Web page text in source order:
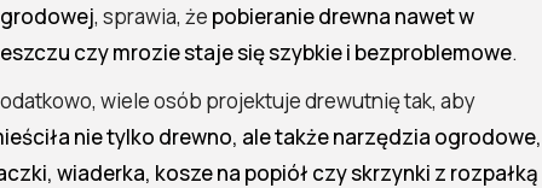
, sprawia, że pobieranie drewna nawet w
czy mrozie staje się szybkie i bezproblemowe.
wiele osób projektuje drewutnię tak, aby
nie tylko drewno, ale także narzędzia ogrodowe,
wiaderka, kosze na popiół czy skrzynki z rozpałką